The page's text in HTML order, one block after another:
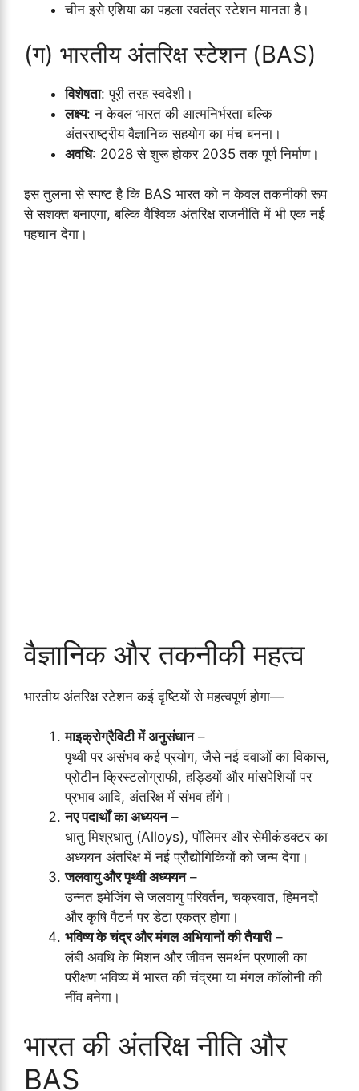
चीन इसे एशिया का पहला स्वतंत्र स्टेशन मानता है।
(ग) भारतीय अंतरिक्ष स्टेशन (BAS)
विशेषता: पूरी तरह स्वदेशी।
लक्ष्य: न केवल भारत की आत्मनिर्भरता बल्कि
अंतरराष्ट्रीय वैज्ञानिक सहयोग का मंच बनना।
अवधि: 2028 से शुरू होकर 2035 तक पूर्ण निर्माण।
इस तुलना से स्पष्ट है कि BAS भारत को न केवल तकनीकी रूप
से सशक्त बनाएगा, बल्कि वैश्विक अंतरिक्ष राजनीति में भी एक नई
पहचान देगा।
वैज्ञानिक और तकनीकी महत्व
भारतीय अंतरिक्ष स्टेशन कई दृष्टियों से महत्वपूर्ण होगा—
माइक्रोग्रैविटी में अनुसंधान–
पृथ्वी पर असंभव कई प्रयोग, जैसे नई दवाओं का विकास,
प्रोटीन क्रिस्टलोग्राफी, हड्डियों और मांसपेशियों पर
प्रभाव आदि, अंतरिक्ष में संभव होंगे।
नए पदार्थों का अध्ययन–
धातु मिश्रधातु (Alloys), पॉलिमर और सेमीकंडक्टर का
अध्ययन अंतरिक्ष में नई प्रौद्योगिकियों को जन्म देगा।
जलवायु और पृथ्वी अध्ययन–
उन्नत इमेजिंग से जलवायु परिवर्तन, चक्रवात, हिमनदों
और कृषि पैटर्न पर डेटा एकत्र होगा।
भविष्य के चंद्र और मंगल अभियानों की तैयारी–
लंबी अवधि के मिशन और जीवन समर्थन प्रणाली का
परीक्षण भविष्य में भारत की चंद्रमा या मंगल कॉलोनी की
नींव बनेगा।
भारत की अंतरिक्ष नीति और
BAS